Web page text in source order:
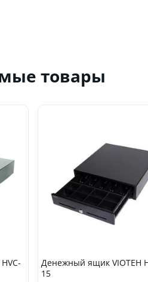
товары
Денежный ящик VIOTEH
15